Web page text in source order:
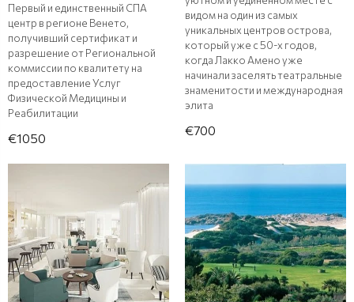
Первый и единственный СПА
центр в регионе Венето,
получивший сертификат и
разрешение от Региональной
коммиссии по квалитету на
предоставление Услуг
Физической Медицины и
Реабилитации
€1050
видом на один из самых
уникальных центров острова,
который уже с 50-х годов,
когда Лакко Амено уже
начинали заселять театральные
знаменитости и международная
элита
€700